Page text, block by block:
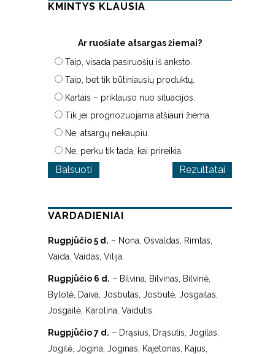
KMINTYS KLAUSIA
Ar ruošiate atsargas žiemai?
Taip, visada pasiruošiu iš anksto.
Taip, bet tik būtiniausių produktų.
Kartais – priklauso nuo situacijos.
Tik jei prognozuojama atšiauri žiema.
Ne, atsargų nekaupiu.
Ne, perku tik tada, kai prireikia.
Rezultatai
VARDADIENIAI
Rugpjūčio 5 d. – Nona, Osvaldas, Rimtas,
Vaida, Vaidas, Vilija.
Rugpjūčio 6 d. – Bilvina, Bilvinas, Bilvinė,
Bylotė, Daiva, Josbutas, Josbutė, Josgailas,
Josgailė, Karolina, Vaidutis.
Rugpjūčio 7 d. – Drąsius, Drąsutis, Jogilas,
Jogilė, Jogina, Joginas, Kajetonas, Kajus,